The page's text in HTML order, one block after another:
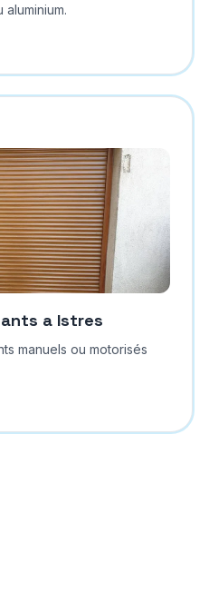
a Istres
manuels ou motorisés